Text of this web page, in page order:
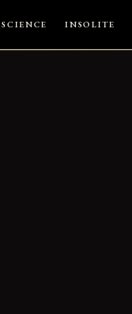
SCIENCE INSOLITE